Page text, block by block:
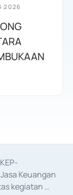
2026
Keuangan
kegiatan